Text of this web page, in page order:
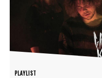
PLAYLIST